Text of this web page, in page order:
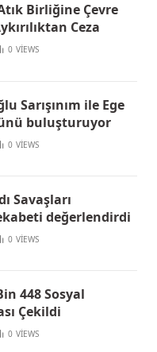
Birliğine Çevre
Ceza
0 VIEWS
Sarışınım ile Ege
buluşturuyor
0 VIEWS
Savaşları
değerlendirdi
0 VIEWS
448 Sosyal
Çekildi
0 VIEWS